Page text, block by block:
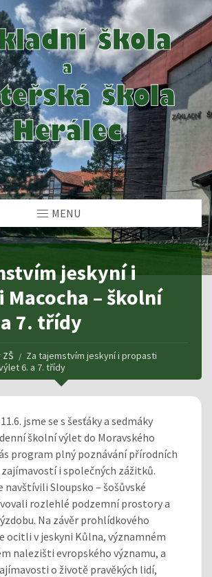
MENU
jeskyní i
– školní
7. třídy
Za tajemstvím jeskyní i propasti
6. a 7. třídy
jsme se s šesťáky a sedmáky
školní výlet do Moravského
program plný poznávání přírodních
i společných zážitků.
navštívili Sloupsko – šošůvské
rozlehlé podzemní prostory a
Na závěr prohlídkového
ocitli v jeskyni Kůlna, významném
nalezišti evropského významu, a
o životě pravěkých lidí,